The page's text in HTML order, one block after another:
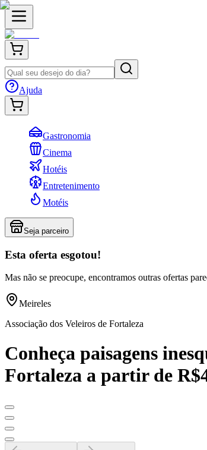
Ajuda
Gastronomia
Cinema
Hotéis
Entretenimento
Motéis
Seja parceiro
Esta oferta esgotou!
Mas não se preocupe, encontramos outras ofertas
Meireles
Associação dos Veleiros de Fortaleza
Conheça paisagens
Fortaleza a partir de